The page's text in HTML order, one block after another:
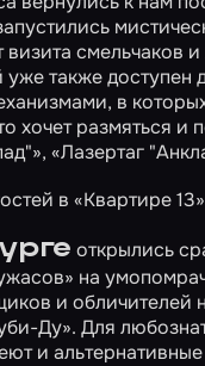
уже также
в
хочет размяться
, «Лазертаг
в «Квартире 13»
открылись
на
и обличителей
Ду». Для
и